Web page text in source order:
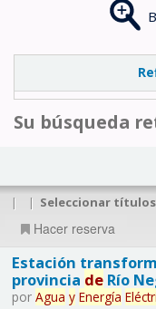
Su búsqueda
| | Seleccionar
Hacer reserva
Estación
provincia deRío
por Agua y Energía